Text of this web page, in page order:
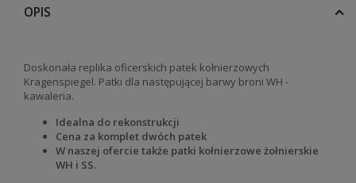
OPIS
Doskonała replika oficerskich patek kołnierzowych
Kragenspiegel. Patki dla następującej barwy broni WH -
kawaleria.
Idealna do rekonstrukcji
Cena za komplet dwóch patek
W naszej ofercie także patki kołnierzowe żołnierskie
WH i SS.